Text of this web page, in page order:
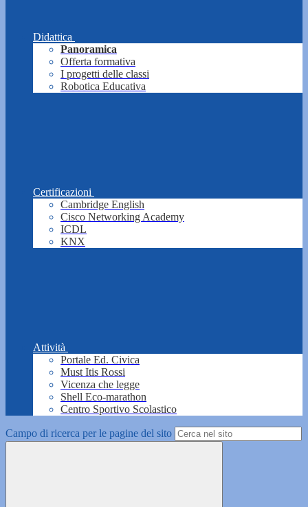
Didattica
Panoramica
Offerta formativa
I progetti delle classi
Robotica Educativa
Certificazioni
Cambridge English
Cisco Networking Academy
ICDL
KNX
Attività
Portale Ed. Civica
Must Itis Rossi
Vicenza che legge
Shell Eco-marathon
Centro Sportivo Scolastico
Campo di ricerca per le pagine del sito